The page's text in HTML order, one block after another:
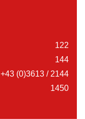
122
144
+43 (0)3613 / 2144
1450